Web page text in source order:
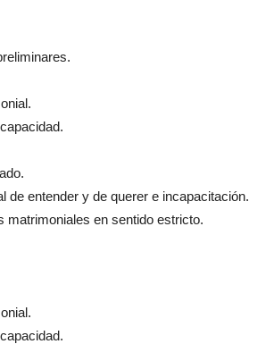
de entender y de querer e incapacitación.
matrimoniales en sentido estricto.